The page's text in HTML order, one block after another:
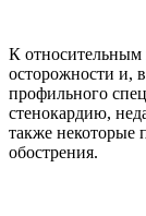
К относительным
осторожности и,
профильного
стенокардию,
также некоторые
обострения.